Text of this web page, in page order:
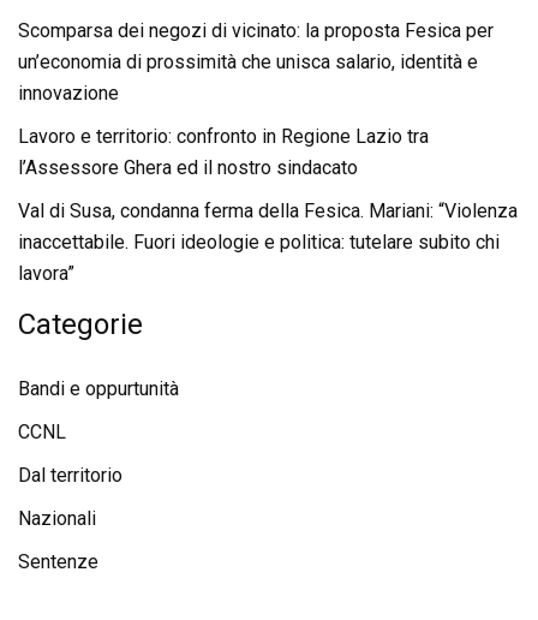
Scomparsa dei negozi di vicinato: la proposta Fesica per
un’economia di prossimità che unisca salario, identità e
innovazione
Lavoro e territorio: confronto in Regione Lazio tra
l’Assessore Ghera ed il nostro sindacato
Val di Susa, condanna ferma della Fesica. Mariani: “Violenza
inaccettabile. Fuori ideologie e politica: tutelare subito chi
lavora”
Categorie
Bandi e oppurtunità
CCNL
Dal territorio
Nazionali
Sentenze